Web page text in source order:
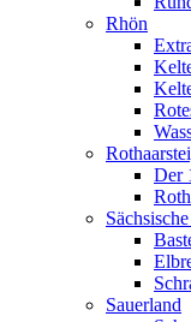
Rhön
Der
Sauerland